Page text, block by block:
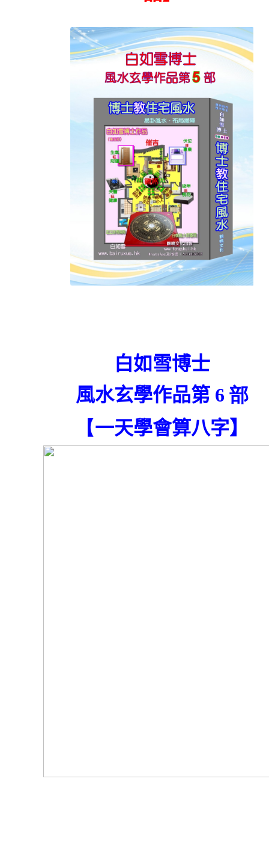
白如雪博士
風水玄學作品第 6 部
【一天學會算八字】